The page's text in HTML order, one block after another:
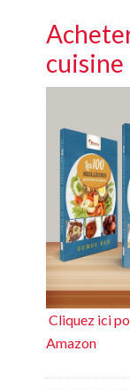
cuisine
Cliquez ici
Amazon